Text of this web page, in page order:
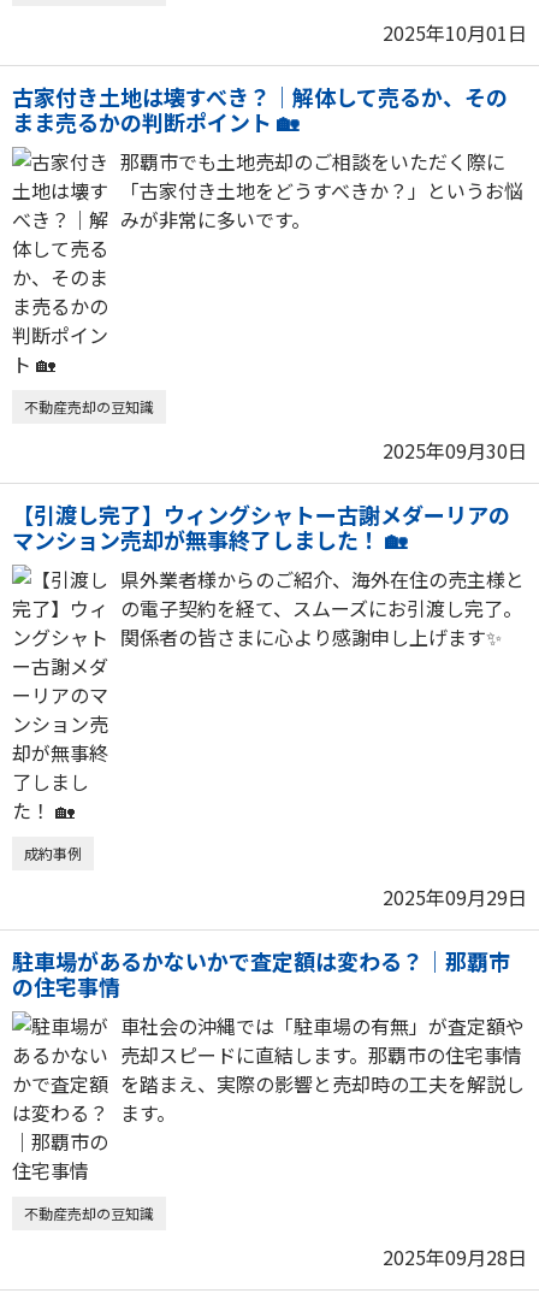
2025年10月01日
古家付き土地は壊すべき？｜解体して売るか、その
まま売るかの判断ポイント 🏡
那覇市でも土地売却のご相談をいただく際に
「古家付き土地をどうすべきか？」というお悩
みが非常に多いです。
不動産売却の豆知識
2025年09月30日
【引渡し完了】ウィングシャトー古謝メダーリアの
マンション売却が無事終了しました！ 🏡
県外業者様からのご紹介、海外在住の売主様と
の電子契約を経て、スムーズにお引渡し完了。
関係者の皆さまに心より感謝申し上げます✨
成約事例
2025年09月29日
駐車場があるかないかで査定額は変わる？｜那覇市
の住宅事情
車社会の沖縄では「駐車場の有無」が査定額や
売却スピードに直結します。那覇市の住宅事情
を踏まえ、実際の影響と売却時の工夫を解説し
ます。
不動産売却の豆知識
2025年09月28日